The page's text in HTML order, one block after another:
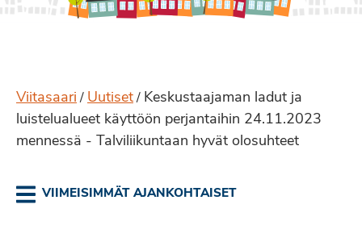
Viitasaari / Uutiset / Keskustaajaman ladut ja
luistelualueet käyttöön perjantaihin 24.11.2023
mennessä - Talviliikuntaan hyvät olosuhteet
VIIMEISIMMÄT AJANKOHTAISET